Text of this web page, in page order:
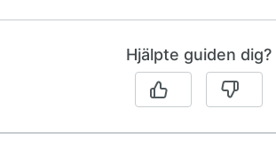
Hjälpte guiden dig?